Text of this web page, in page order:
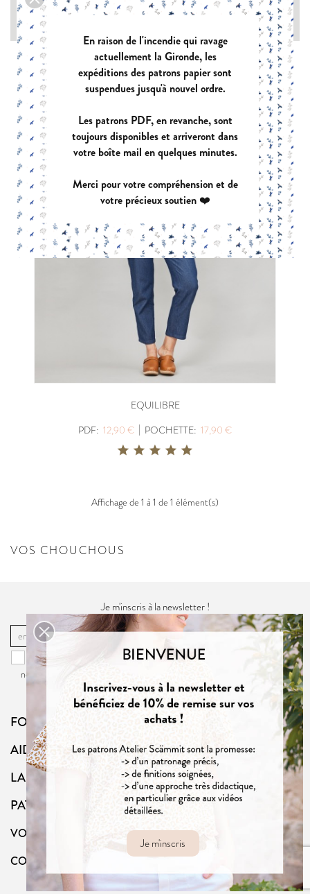
Type de tissu : Chaîne et trame avec élasthanne
EQUILIBRE
PDF: 12,90 € | POCHETTE: 17,90 €
Affichage de 1 à 1 de 1 élément(s)
VOS CHOUCHOUS
Je m'inscris à la newsletter !
OK
Vous pouvez vous désinscrire à tout moment. Vous trouverez pour cela
nos informations de contact dans la
du site.
FOLLOW US
AIDE
LA BOUTIQUE
PATRONS
VOTRE COMPTE
CONTACT
Je m'inscris
En raison de l'incendie qui ravage
actuellement la Gironde, les
expéditions des patrons papier sont
suspendues jusqu'à nouvel ordre.
Les patrons PDF, en revanche, sont
toujours disponibles et arriveront dans
votre boîte mail en quelques minutes.
Merci pour votre compréhension et de
votre précieux soutien ❤️